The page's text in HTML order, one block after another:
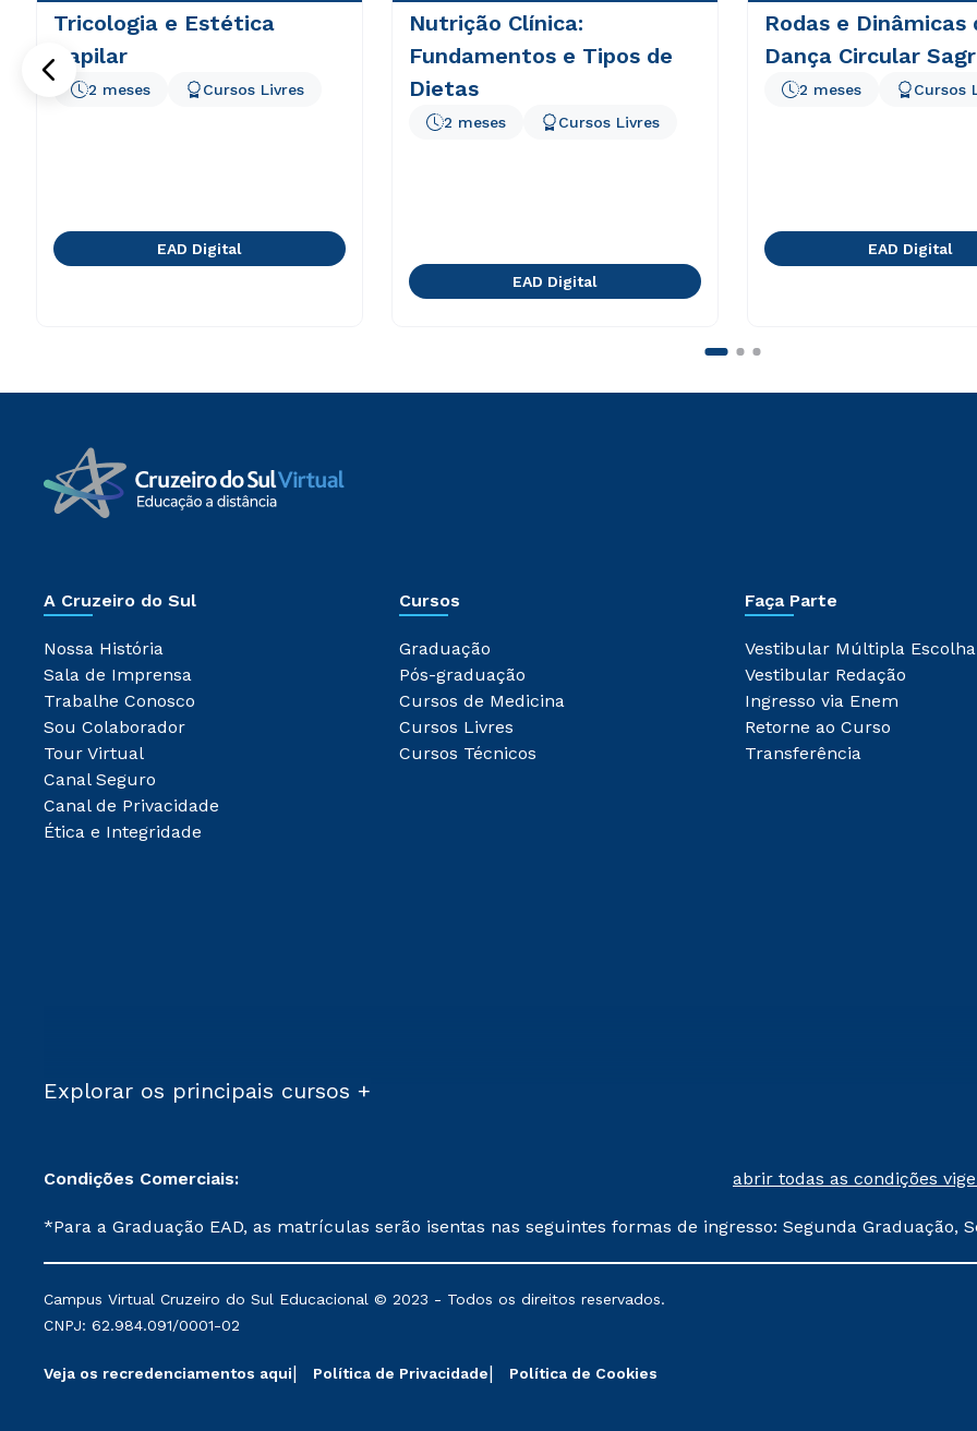
Tricologia e Estética
Capilar
2 meses Cursos Livres
EAD Digital
Nutrição Clínica:
Fundamentos e Tipos de
Dietas
2 meses Cursos Livres
EAD Digital
Rodas e Dinâmicas
Dança Circular
2 meses Cursos
EAD Digital
A Cruzeiro do Sul
Nossa História
Sala de Imprensa
Trabalhe Conosco
Sou Colaborador
Tour Virtual
Canal Seguro
Canal de Privacidade
Ética e Integridade
Cursos
Graduação
Pós-graduação
Cursos de Medicina
Cursos Livres
Cursos Técnicos
Faça Parte
Vestibular Múltipla Escolha
Vestibular Redação
Ingresso via Enem
Retorne ao Curso
Transferência
Explorar os principais cursos +
Condições Comerciais: abrir todas as condições
*Para a Graduação EAD, as matrículas serão isentas nas seguintes formas de ingresso: Segunda Graduação,
mantidos conforme negociação. Descontos institucionais poderão sofrer alterações nos períodos de
serviços.
Campus Virtual Cruzeiro do Sul Educacional © 2023 - Todos os direitos reservados.
CNPJ: 62.984.091/0001-02
Veja os recredenciamentos aqui Política de Privacidade Política de Cookies